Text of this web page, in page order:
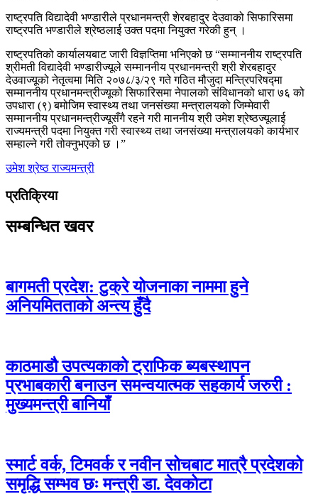
राष्ट्रपति विद्यादेवी भण्डारीले प्रधानमन्त्री शेरबहादुर देउवाको सिफारिसमा
राष्ट्रपति भण्डारीले श्रेष्ठलाई उक्त पदमा नियुक्त गरेकी हुन् ।
राष्ट्रपतिको कार्यालयबाट जारी विज्ञप्तिमा भनिएको छ “सम्माननीय राष्ट्रपति
श्रीमती विद्यादेवी भण्डारीज्यूले सम्माननीय प्रधानमन्त्री श्री शेरबहादुर
देउवाज्यूको नेतृत्वमा मिति २०७८/३/२९ गते गठित मौजुदा मन्त्रिपरिषद्मा
सम्माननीय प्रधानमन्त्रीज्यूको सिफारिसमा नेपालको संविधानको धारा ७६ को
उपधारा (९) बमोजिम स्वास्थ्य तथा जनसंख्या मन्त्रालयको जिम्मेवारी
सम्माननीय प्रधानमन्त्रीज्यूसँगै रहने गरी माननीय श्री उमेश श्रेष्ठज्यूलाई
राज्यमन्त्री पदमा नियुक्त गरी स्वास्थ्य तथा जनसंख्या मन्त्रालयको कार्यभार
सम्हाल्ने गरी तोक्नुभएको छ ।”
उमेश श्रेष्ठराज्यमन्त्री
प्रतिक्रिया
सम्बन्धित खवर
बागमती प्रदेश: टुक्रे योजनाका नाममा हुने
अनियमितताको अन्त्य हुँदै
काठमाडौ उपत्यकाको ट्राफिक ब्यबस्थापन
प्रभाबकारी बनाउन समन्वयात्मक सहकार्य जरुरी :
मुख्यमन्त्री बानियाँ
स्मार्ट वर्क, टिमवर्क र नवीन सोचबाट मात्रै प्रदेशको
समृद्धि सम्भव छः मन्त्री डा. देवकोटा